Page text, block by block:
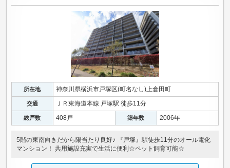
所在地 神奈川県横浜市戸塚区(町名なし)上倉田町
交通 ＪＲ東海道本線 戸塚駅 徒歩11分
総戸数 408戸 築年数 2006年
5階の東南向きだから陽当たり良好♪ 『戸塚』駅徒歩11分のオール電化
マンション！ 共用施設充実で生活に便利☆ペット飼育可能☆